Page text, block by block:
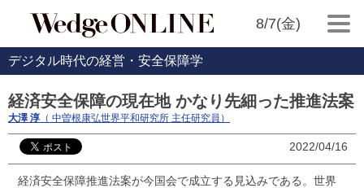
8/7(金)
デジタル時代の経営・安全保障学
経済安全保障の現在地 かなり先細った推進法案
大澤 淳 （ 中曽根康弘世界平和研究所 主任研究員）
2022/04/16
経済安全保障推進法案が今国会で成立する見込みである。世界